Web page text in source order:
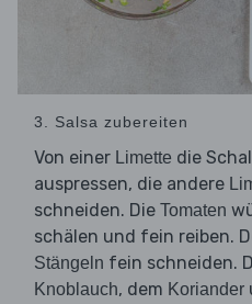
3. Salsa zubereiten
Von einer Limette die
auspressen, die andere
schneiden. Die Tomaten
schälen und fein reiben.
Stängeln fein schneiden.
Knoblauch, dem Koriander